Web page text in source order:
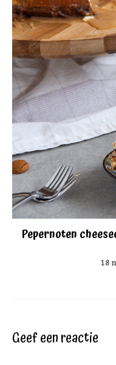
Pepernoten
18
Geef een reactie